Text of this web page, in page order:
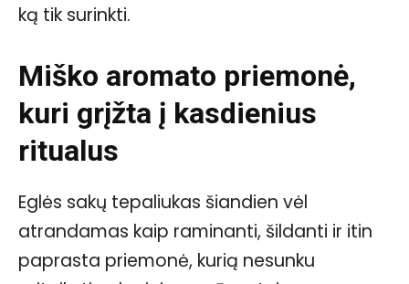
ką tik surinkti.
Miško aromato priemonė,
kuri grįžta į kasdienius
ritualus
Eglės sakų tepaliukas šiandien vėl
atrandamas kaip raminanti, šildanti ir itin
paprasta priemonė, kurią nesunku